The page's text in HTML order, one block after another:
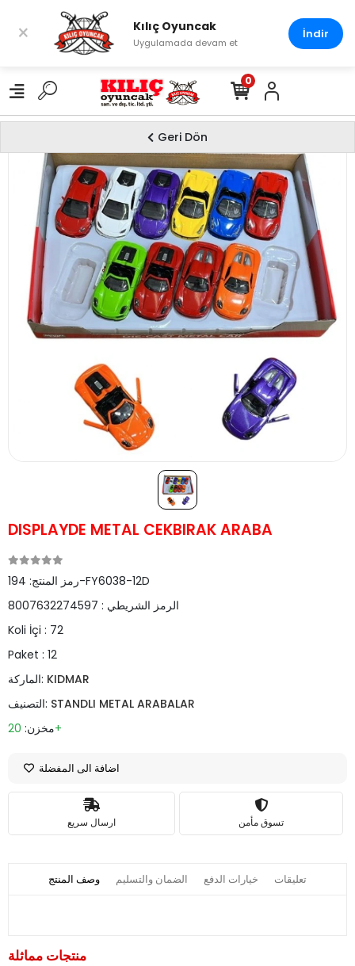
0
Geri Dön
DISPLAYDE METAL CEKBIRAK ARABA
رمز المنتج:194-FY6038-12D
الرمز الشريطي : 8007632274597
Koli İçi : 72
Paket : 12
الماركة: KIDMAR
التصنيف: STANDLI METAL ARABALAR
مخزن:20+
اضافة الى المفضلة
ارسال سريع تسوق مأمن
وصف المنتج الضمان والتسليم خيارات الدفع تعليقات
منتجات مماثلة
× Kılıç Oyuncak
Uygulamada devam et
İndir